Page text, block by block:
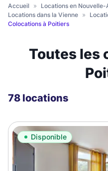
Que recherchez-vous
Coliving
Meublé ?
Meublé Non meublé
Accueil » Locations en Nouvelle-
Locations dans la Vienne »
Colocations à Poitiers
Toutes les
78 locations
Disponible